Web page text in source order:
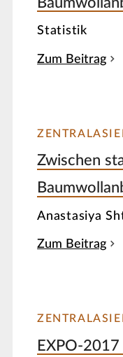
Statistik
Zum Beitrag
Zwischen
Anastasiya
Zum Beitrag
EXPO-